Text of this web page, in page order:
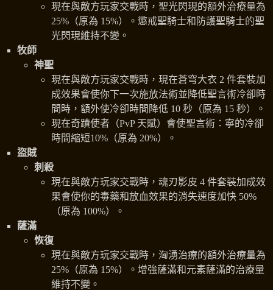
現在與敵方玩家交戰時，聖光閃現的額外治療量為
25%（原為 15%）。懲戒聖騎士和防護聖騎士的聖
光閃現維持不變。
牧師
神聖
現在與敵方玩家交戰時，現在蒼穹大衣 2 件套裝加
成效果會使你下一次施放法術並降低聖言術冷卻時
間時，額外使冷卻時間降低 10 秒（原為 15 秒）。
現在奇蹟使者（PvP 天賦）會使聖言術：寧的冷卻
時間縮短10%（原為 20%）。
盜賊
刺殺
現在與敵方玩家交戰時，魂刃影皮 4 件套裝加成效
果會使你的毒藥和放血效果的消失速度加快 50%
（原為 100%）。
薩滿
恢復
現在與敵方玩家交戰時，洶湧治療的額外治療量為
25%（原為 15%）。增強薩滿和元素薩滿的治療量
維持不變。